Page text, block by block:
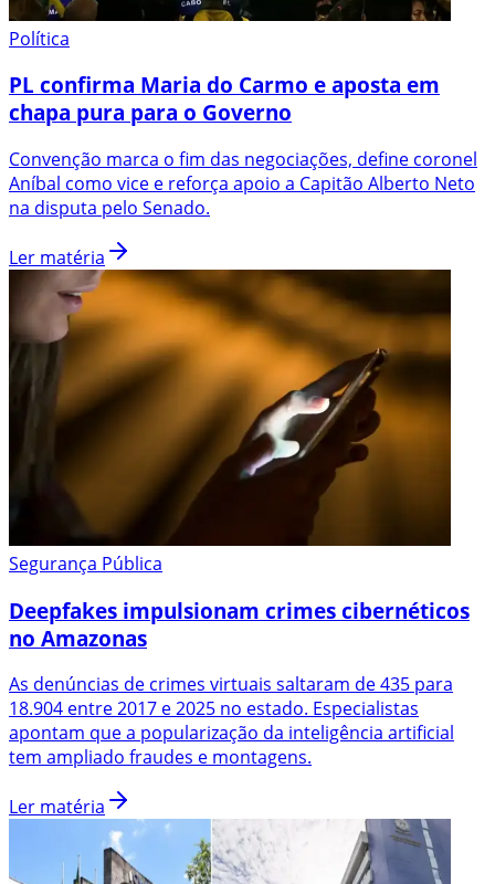
Política
PL confirma Maria do Carmo e aposta em
chapa pura para o Governo
Convenção marca o fim das negociações, define coronel
Aníbal como vice e reforça apoio a Capitão Alberto Neto
na disputa pelo Senado.
Ler matéria
Segurança Pública
Deepfakes impulsionam crimes cibernéticos
no Amazonas
As denúncias de crimes virtuais saltaram de 435 para
18.904 entre 2017 e 2025 no estado. Especialistas
apontam que a popularização da inteligência artificial
tem ampliado fraudes e montagens.
Ler matéria